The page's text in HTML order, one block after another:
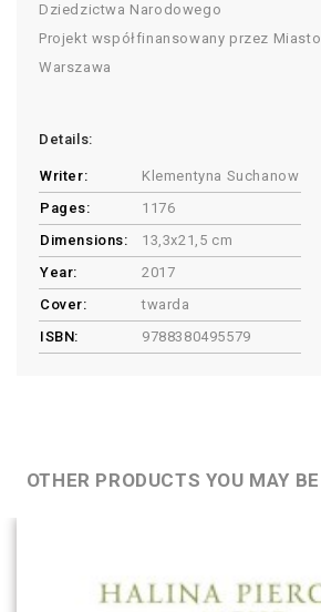
Dziedzictwa Narodowego
Projekt współfinansowany przez
Warszawa
Details:
Writer:
Klementyna Suchanow
Pages:
1176
Dimensions:
13,3x21,5 cm
Year:
2017
Cover:
twarda
ISBN:
9788380495579
OTHER PRODUCTS YOU MAY